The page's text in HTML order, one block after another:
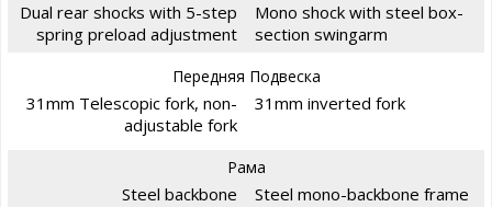
Dual rear shocks with 5-step
spring preload adjustment
Mono shock with steel box-
section swingarm
Передняя Подвеска
31mm Telescopic fork, non-
adjustable fork
31mm inverted fork
Рама
Steel backbone Steel mono-backbone frame